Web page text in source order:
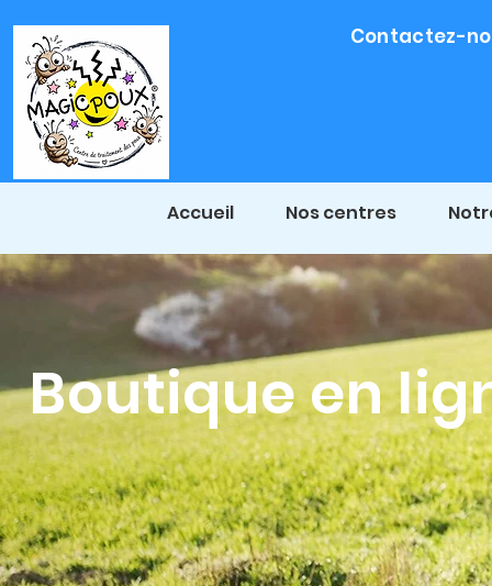
Contactez-
Accueil Nos centres
Boutique en